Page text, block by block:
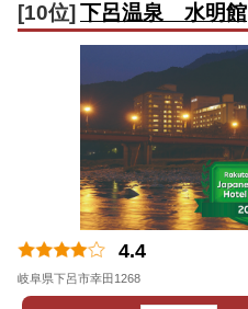
[10位] 下呂温泉 水明館
4.4
岐阜県下呂市幸田1268